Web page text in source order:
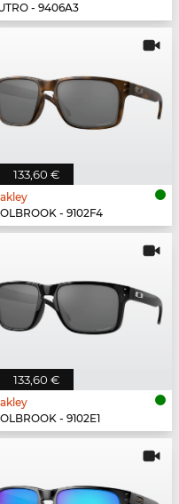
- 9406A3
133,60 €
- 9102F4
133,60 €
- 9102E1